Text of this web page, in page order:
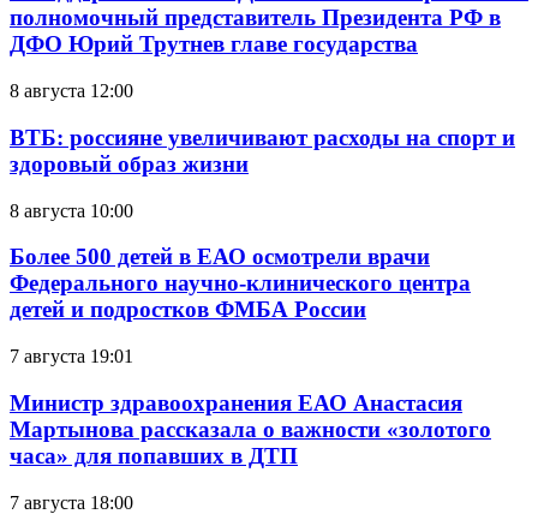
полномочный представитель Президента РФ в
ДФО Юрий Трутнев главе государства
8 августа 12:00
ВТБ: россияне увеличивают расходы на спорт и
здоровый образ жизни
8 августа 10:00
Более 500 детей в ЕАО осмотрели врачи
Федерального научно-клинического центра
детей и подростков ФМБА России
7 августа 19:01
Министр здравоохранения ЕАО Анастасия
Мартынова рассказала о важности «золотого
часа» для попавших в ДТП
7 августа 18:00